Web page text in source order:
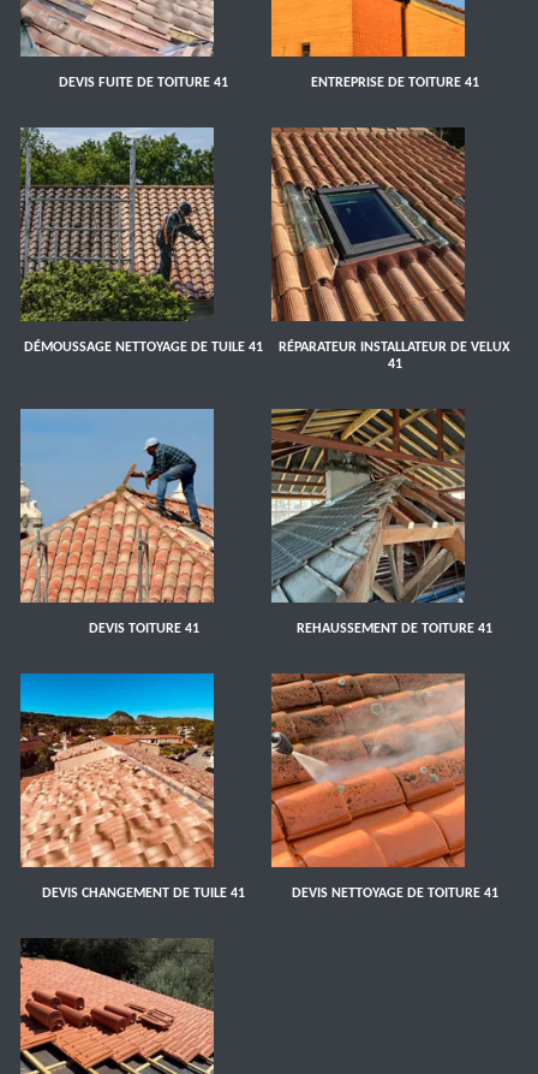
DEVIS FUITE DE TOITURE 41 ENTREPRISE DE TOITURE 41
DÉMOUSSAGE NETTOYAGE DE TUILE 41
RÉPARATEUR INSTALLATEUR DE VELUX
41
DEVIS TOITURE 41 REHAUSSEMENT DE TOITURE 41
DEVIS CHANGEMENT DE TUILE 41 DEVIS NETTOYAGE DE TOITURE 41